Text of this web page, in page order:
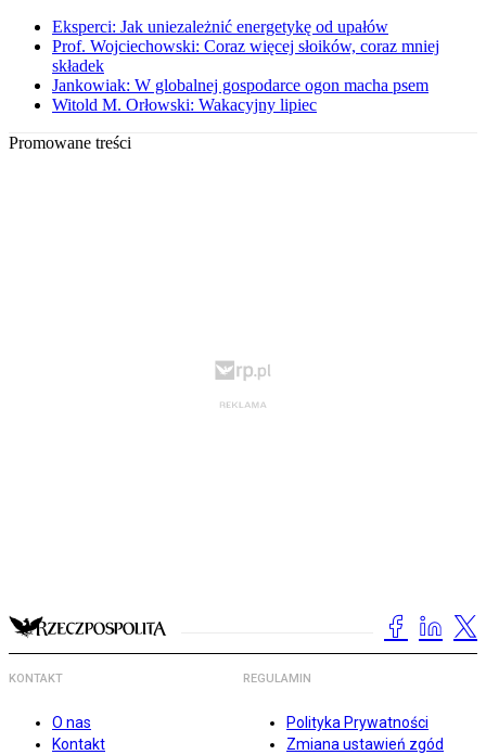
Eksperci: Jak uniezależnić energetykę od upałów
Prof. Wojciechowski: Coraz więcej słoików, coraz mniej
składek
Jankowiak: W globalnej gospodarce ogon macha psem
Witold M. Orłowski: Wakacyjny lipiec
Promowane treści
KONTAKT
O nas
Kontakt
REGULAMIN
Polityka Prywatności
Zmiana ustawień zgód